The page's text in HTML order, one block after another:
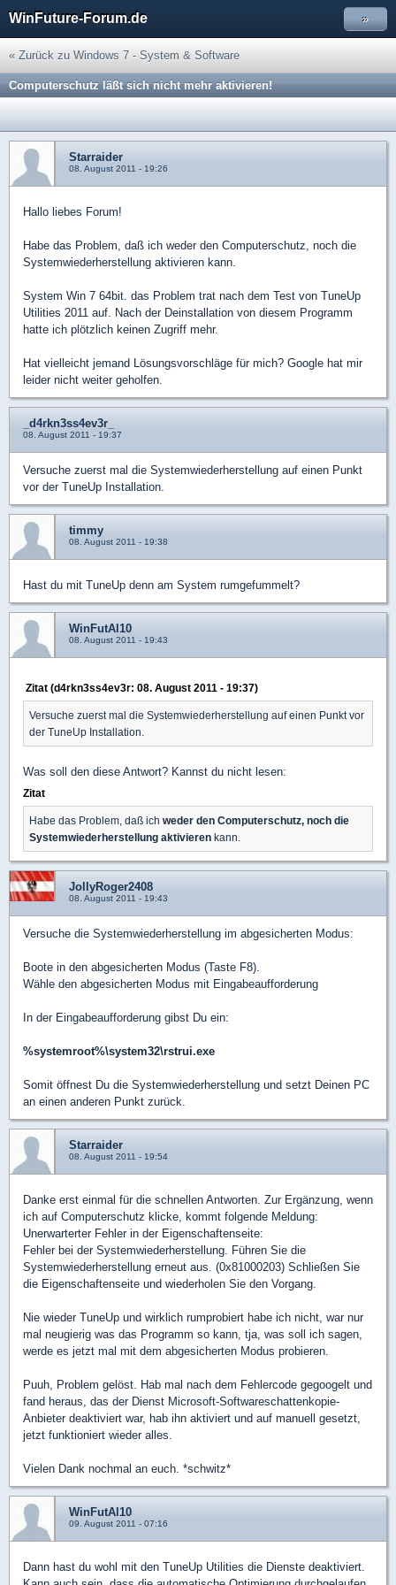
WinFuture-Forum.de »
« Zurück zu Windows 7 - System & Software
Computerschutz läßt sich nicht mehr aktivieren!
Starraider
08. August 2011 - 19:26
Hallo liebes Forum!
Habe das Problem, daß ich weder den Computerschutz, noch die
Systemwiederherstellung aktivieren kann.
System Win 7 64bit. das Problem trat nach dem Test von TuneUp
Utilities 2011 auf. Nach der Deinstallation von diesem Programm
hatte ich plötzlich keinen Zugriff mehr.
Hat vielleicht jemand Lösungsvorschläge für mich? Google hat mir
leider nicht weiter geholfen.
_d4rkn3ss4ev3r_
08. August 2011 - 19:37
Versuche zuerst mal die Systemwiederherstellung auf einen Punkt
vor der TuneUp Installation.
timmy
08. August 2011 - 19:38
Hast du mit TuneUp denn am System rumgefummelt?
WinFutAl10
08. August 2011 - 19:43
Zitat (d4rkn3ss4ev3r: 08. August 2011 - 19:37)
Versuche zuerst mal die Systemwiederherstellung auf einen Punkt vor
der TuneUp Installation.
Was soll den diese Antwort? Kannst du nicht lesen:
Zitat
Habe das Problem, daß ich weder den Computerschutz, noch die
Systemwiederherstellung aktivieren kann.
JollyRoger2408
08. August 2011 - 19:43
Versuche die Systemwiederherstellung im abgesicherten Modus:
Boote in den abgesicherten Modus (Taste F8).
Wähle den abgesicherten Modus mit Eingabeaufforderung
In der Eingabeaufforderung gibst Du ein:
%systemroot%\system32\rstrui.exe
Somit öffnest Du die Systemwiederherstellung und setzt Deinen PC
an einen anderen Punkt zurück.
Starraider
08. August 2011 - 19:54
Danke erst einmal für die schnellen Antworten. Zur Ergänzung, wenn
ich auf Computerschutz klicke, kommt folgende Meldung:
Unerwarterter Fehler in der Eigenschaftenseite:
Fehler bei der Systemwiederherstellung. Führen Sie die
Systemwiederherstellung erneut aus. (0x81000203) Schließen Sie
die Eigenschaftenseite und wiederholen Sie den Vorgang.
Nie wieder TuneUp und wirklich rumprobiert habe ich nicht, war nur
mal neugierig was das Programm so kann, tja, was soll ich sagen,
werde es jetzt mal mit dem abgesicherten Modus probieren.
Puuh, Problem gelöst. Hab mal nach dem Fehlercode gegoogelt und
fand heraus, das der Dienst Microsoft-Softwareschattenkopie-
Anbieter deaktiviert war, hab ihn aktiviert und auf manuell gesetzt,
jetzt funktioniert wieder alles.
Vielen Dank nochmal an euch. *schwitz*
WinFutAl10
09. August 2011 - 07:16
Dann hast du wohl mit den TuneUp Utilities die Dienste deaktiviert.